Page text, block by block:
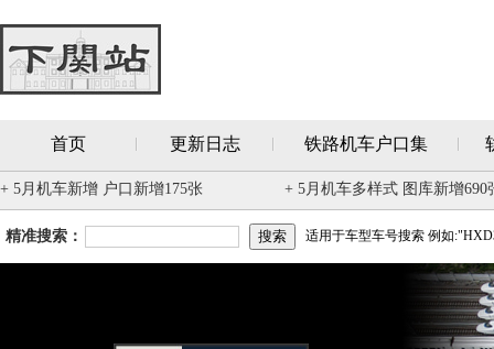
首页 更新日志 铁路机车户口集
+ 5月机车新增 户口新增175张 + 5月机车多样式 图库新增690
精准搜索： 适用于车型车号搜索 例如